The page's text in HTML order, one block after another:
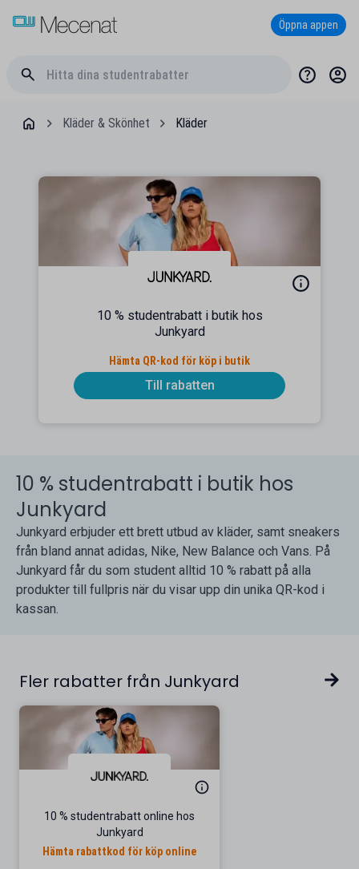
Öppna appen
Kläder & Skönhet Kläder
10 % studentrabatt i butik hos
Junkyard
Hämta QR-kod för köp i butik
Till rabatten
10 % studentrabatt i butik hos
Junkyard
Junkyard erbjuder ett brett utbud av kläder, samt sneakers
från bland annat adidas, Nike, New Balance och Vans. På
Junkyard får du som student alltid 10 % rabatt på alla
produkter till fullpris när du visar upp din unika QR-kod i
kassan.
Fler rabatter från Junkyard
10 % studentrabatt online hos
Junkyard
Hämta rabattkod för köp online